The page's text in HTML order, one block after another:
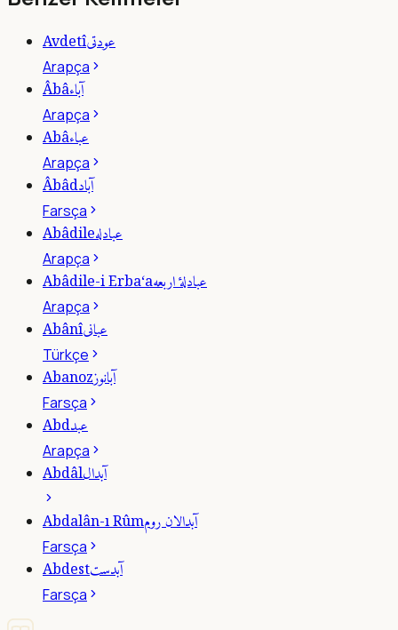
Avdetîعودتى
Arapça
Âbâآباء
Arapça
Abâعباء
Arapça
Âbâdآباد
Farsça
Abâdileعبادله
Arapça
Abâdile-i Erba‘aعبادلۀ اربعه
Arapça
Abânîعبانى
Türkçe
Abanozآبانوز
Farsça
Abdعبد
Arapça
Abdâlآبدال
Abdalân-ı Rûmآبدالان روم
Farsça
Abdestآبدست
Farsça